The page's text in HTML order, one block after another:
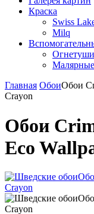
Краска
Swiss
Milq
Главная ОбоиОбои
Crayon
Обои
Eco